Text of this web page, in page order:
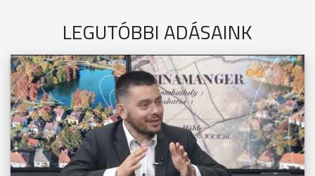
LEGUTÓBBI ADÁSAINK